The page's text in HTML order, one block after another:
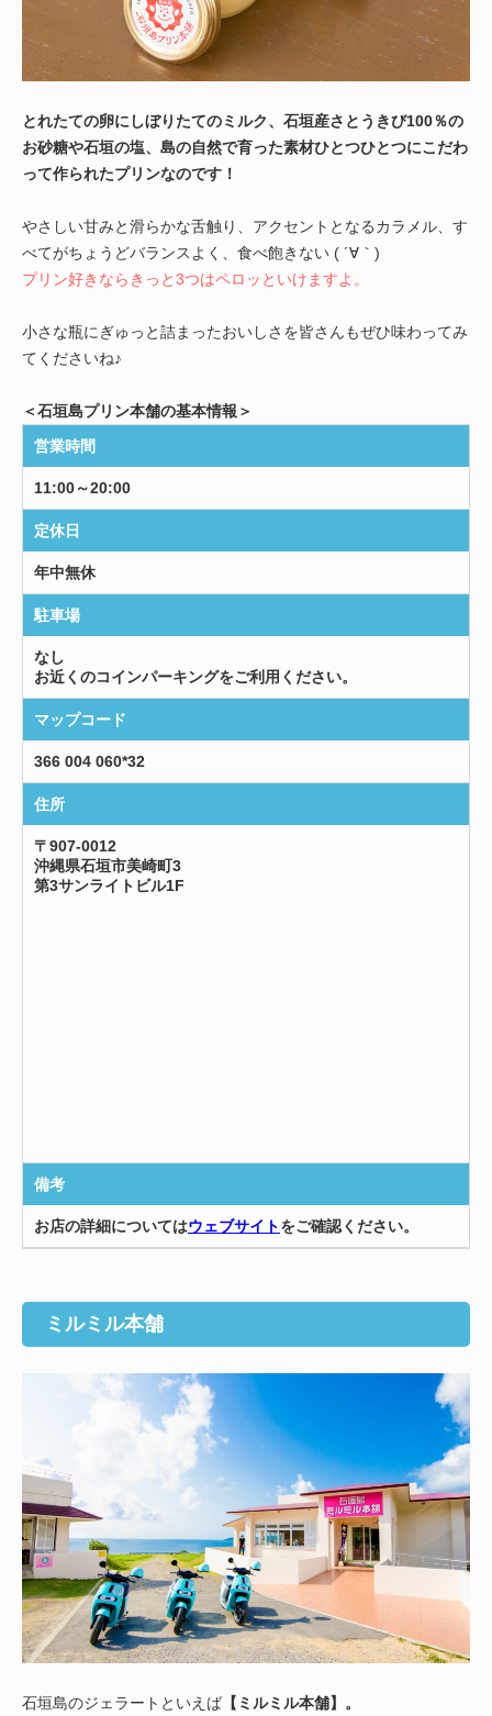
とれたての卵にしぼりたてのミルク、石垣産さとうきび100％の
お砂糖や石垣の塩、島の自然で育った素材ひとつひとつにこだわ
って作られたプリンなのです！
やさしい甘みと滑らかな舌触り、アクセントとなるカラメル、す
べてがちょうどバランスよく、食べ飽きない ( ´∀｀)
プリン好きならきっと3つはペロッといけますよ。
小さな瓶にぎゅっと詰まったおいしさを皆さんもぜひ味わってみ
てくださいね♪
＜石垣島プリン本舗の基本情報＞
営業時間
11:00～20:00
定休日
年中無休
駐車場
なし
お近くのコインパーキングをご利用ください。
マップコード
366 004 060*32
住所
〒907-0012
沖縄県石垣市美崎町3
第3サンライトビル1F
備考
お店の詳細についてはウェブサイトをご確認ください。
ミルミル本舗
石垣島のジェラートといえば 【ミルミル本舗】。